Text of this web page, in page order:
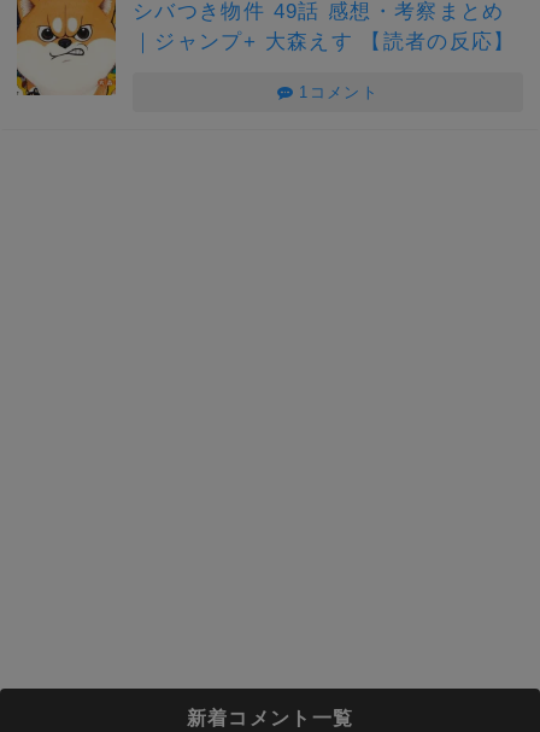
シバつき物件 49話 感想・考察まとめ
｜ジャンプ+ 大森えす 【読者の反応】
1コメント
新着コメント一覧